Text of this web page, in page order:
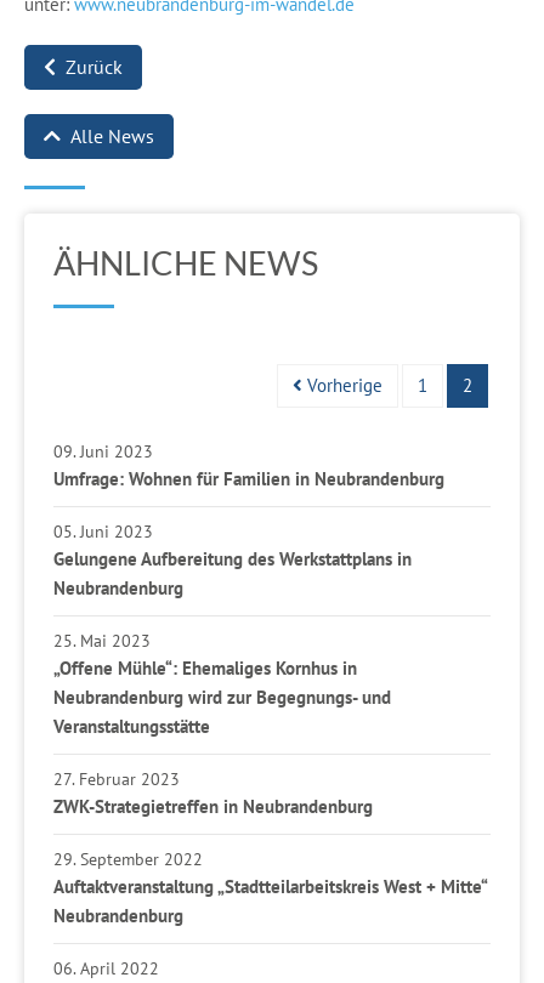
Zurück
Alle News
ÄHNLICHE NEWS
Vorherige 1 2
09. Juni 2023
Umfrage: Wohnen für Familien in Neubrandenburg
05. Juni 2023
Gelungene Aufbereitung des Werkstattplans in
Neubrandenburg
25. Mai 2023
„Offene Mühle“: Ehemaliges Kornhus in
Neubrandenburg wird zur Begegnungs- und
Veranstaltungsstätte
27. Februar 2023
ZWK-Strategietreffen in Neubrandenburg
29. September 2022
Auftaktveranstaltung „Stadtteilarbeitskreis West + Mitte“
Neubrandenburg
06. April 2022